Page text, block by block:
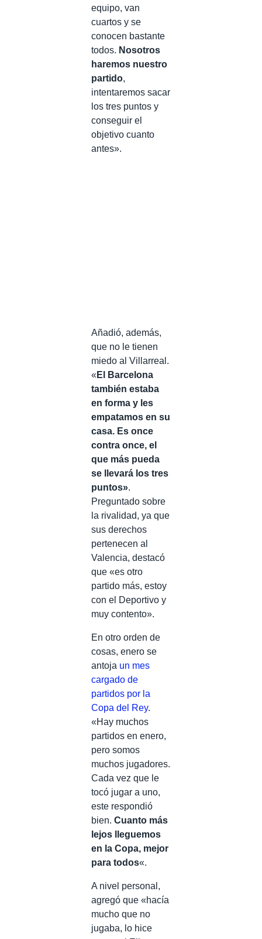
equipo, van
cuartos y se
conocen bastante
todos. Nosotros
haremos nuestro
partido,
intentaremos sacar
los tres puntos y
conseguir el
objetivo cuanto
antes».
Añadió, además,
que no le tienen
miedo al Villarreal.
« El Barcelona
también estaba
en forma y les
empatamos en su
casa. Es once
contra once, el
que más pueda
se llevará los tres
puntos».
Preguntado sobre
la rivalidad, ya que
sus derechos
pertenecen al
Valencia, destacó
que «es otro
partido más, estoy
con el Deportivo y
muy contento».
En otro orden de
cosas, enero se
antoja un mes
cargado de
partidos por la
Copa del Rey.
«Hay muchos
partidos en enero,
pero somos
muchos jugadores.
Cada vez que le
tocó jugar a uno,
este respondió
bien. Cuanto más
lejos lleguemos
en la Copa, mejor
para todos«.
A nivel personal,
agregó que «hacía
mucho que no
jugaba, lo hice